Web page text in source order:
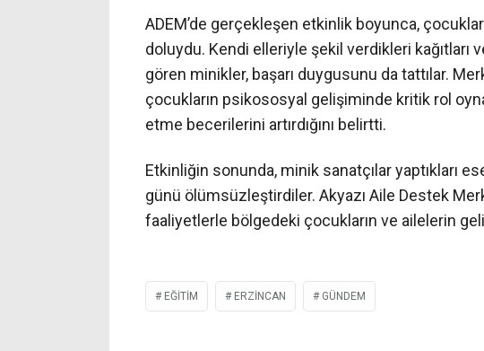
ADEM’de gerçekleşen etkinlik boyunca,
doluydu. Kendi elleriyle şekil verdikleri kağıtları
gören minikler, başarı duygusunu da tattılar.
çocukların psikososyal gelişiminde kritik rol
etme becerilerini artırdığını belirtti.
Etkinliğin sonunda, minik sanatçılar yaptıkları
günü ölümsüzleştirdiler. Akyazı Aile Destek
faaliyetlerle bölgedeki çocukların ve ailelerin
EĞITIM ERZİNCAN GÜNDEM